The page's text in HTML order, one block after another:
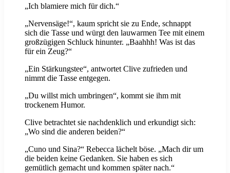
„Ich blamiere mich für dich.“
„Nervensäge!“, kaum spricht sie zu Ende, schnappt
sich die Tasse und würgt den lauwarmen Tee mit einem
großzügigen Schluck hinunter. „Baahhh! Was ist das
für ein Zeug?“
„Ein Stärkungstee“, antwortet Clive zufrieden und
nimmt die Tasse entgegen.
„Du willst mich umbringen“, kommt sie ihm mit
trockenem Humor.
Clive betrachtet sie nachdenklich und erkundigt sich:
„Wo sind die anderen beiden?“
„Cuno und Sina?“ Rebecca lächelt böse. „Mach dir um
die beiden keine Gedanken. Sie haben es sich
gemütlich gemacht und kommen später nach.“